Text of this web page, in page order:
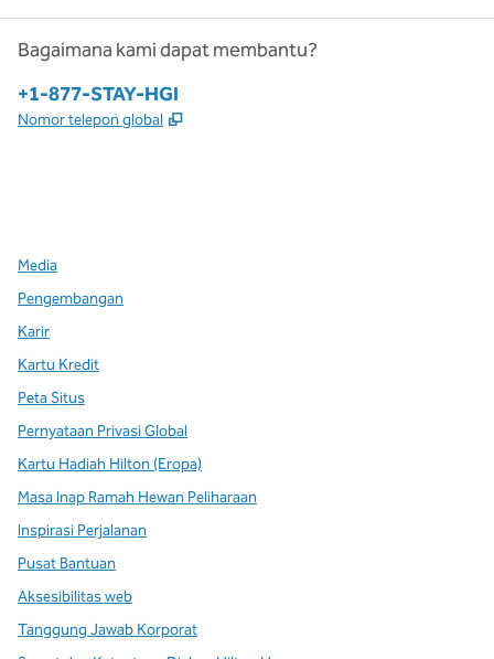
Bagaimana kami dapat membantu?
Telepon:
+1-877-STAY-HGI
Nomor telepon global ,
Media
Pengembangan
Karir
Kartu Kredit
Peta Situs
Pernyataan Privasi Global
Kartu Hadiah Hilton (Eropa)
Masa Inap Ramah Hewan Peliharaan
Inspirasi Perjalanan
Pusat Bantuan
Aksesibilitas web
Tanggung Jawab Korporat